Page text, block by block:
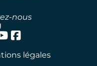
nous
légales